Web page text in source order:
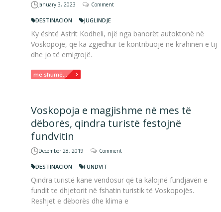
January 3, 2023 Comment
DESTINACION JUGLINDJE
Ky është Astrit Kodheli, një nga banorët autoktonë në
Voskopojë, që ka zgjedhur të kontribuojë në krahinën e tij
dhe jo të emigrojë.
më shumë...
Voskopoja e magjishme në mes të
dëborës, qindra turistë festojnë
fundvitin
December 28, 2019 Comment
DESTINACION FUNDVIT
Qindra turistë kane vendosur që ta kalojnë fundjavën e
fundit te dhjetorit në fshatin turistik të Voskopojës.
Reshjet e dëborës dhe klima e